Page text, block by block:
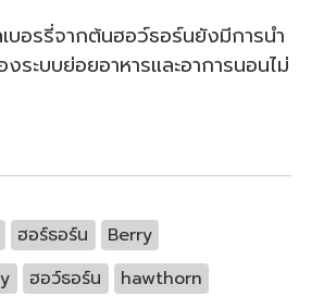
บอรรี่จากต้นฮอว์ธอร์นยังมีการนำ
งระบบย่อยอาหารและอาการนอนไม่
ฮอร์ธอร์น
Berry
ฮอว์ธอร์น hawthorn